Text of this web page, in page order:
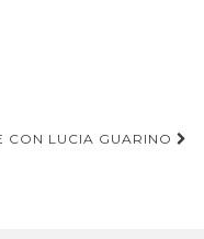
CON LUCIA GUARINO